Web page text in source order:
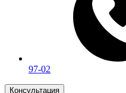
97-02
Консультация